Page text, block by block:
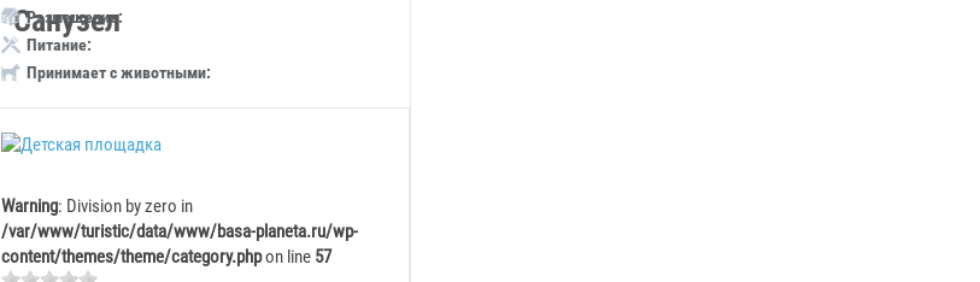
Санузел
Размещение:
Питание:
Принимает с животными:
Warning: Division by zero in
/var/www/turistic/data/www/basa-planeta.ru/wp-
content/themes/theme/category.phpon line 57